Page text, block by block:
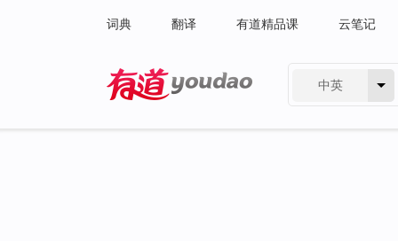
词典 翻译 有道精品课 云笔记
中英